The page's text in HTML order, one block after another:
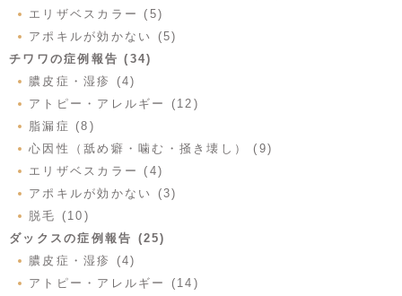
エリザベスカラー (5)
アポキルが効かない (5)
チワワの症例報告 (34)
膿皮症・湿疹 (4)
アトピー・アレルギー (12)
脂漏症 (8)
心因性（舐め癖・噛む・掻き壊し） (9)
エリザベスカラー (4)
アポキルが効かない (3)
脱毛 (10)
ダックスの症例報告 (25)
膿皮症・湿疹 (4)
アトピー・アレルギー (14)